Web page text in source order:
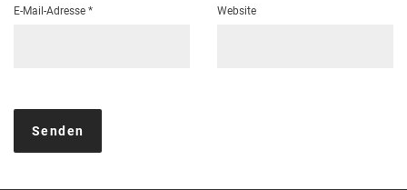
E-Mail-Adresse * Website